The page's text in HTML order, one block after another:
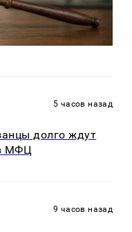
5 часов назад
долго ждут
МФЦ
9 часов назад